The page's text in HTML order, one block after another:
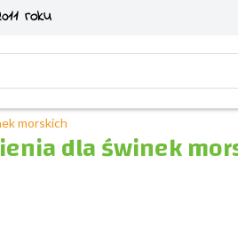
roku
morskich
dla świnek